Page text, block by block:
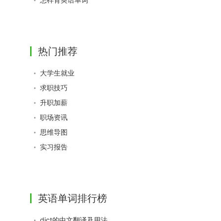
热门推荐
大学生就业
求职技巧
升职加薪
职场资讯
思维导图
实习报告
英语单词排行榜